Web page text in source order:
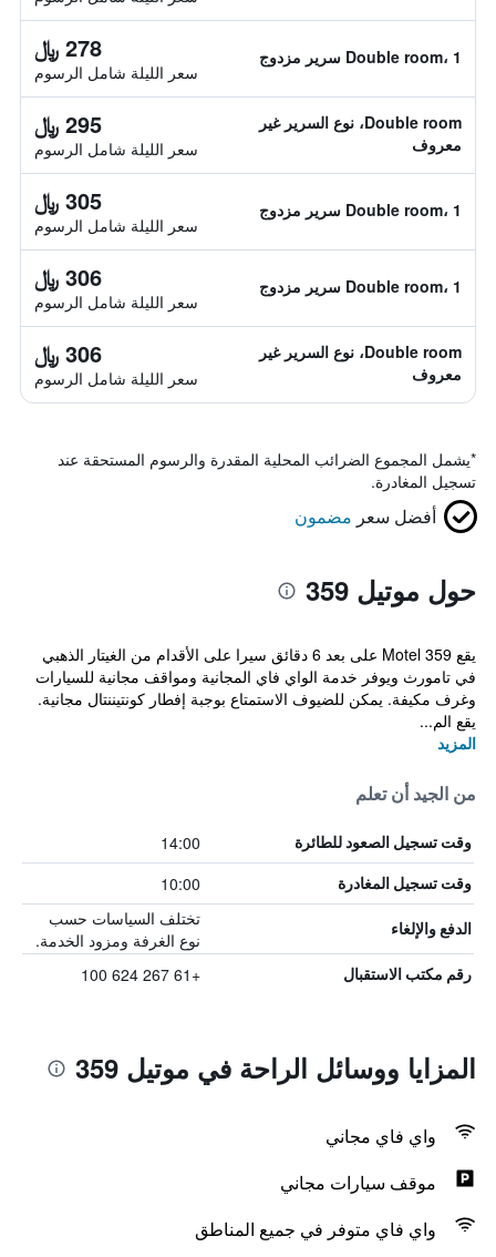
Double room، 1 سرير مزدوج 278 ﷼
سعر الليلة شامل الرسوم
Double room، نوع السرير غير
معروف
295 ﷼
سعر الليلة شامل الرسوم
Double room، 1 سرير مزدوج 305 ﷼
سعر الليلة شامل الرسوم
Double room، 1 سرير مزدوج 306 ﷼
سعر الليلة شامل الرسوم
Double room، نوع السرير غير
معروف
306 ﷼
سعر الليلة شامل الرسوم
*يشمل المجموع الضرائب المحلية المقدرة والرسوم المستحقة عند
تسجيل المغادرة.
أفضل سعر مضمون
حول موتيل 359
يقع Motel 359 على بعد 6 دقائق سيرا على الأقدام من الغيتار الذهبي
في تامورث ويوفر خدمة الواي فاي المجانية ومواقف مجانية للسيارات
وغرف مكيفة. يمكن للضيوف الاستمتاع بوجبة إفطار كونتيننتال مجانية.
يقع الم...
المزيد
من الجيد أن تعلم
وقت تسجيل الصعود للطائرة 14:00
وقت تسجيل المغادرة 10:00
الدفع والإلغاء
تختلف السياسات حسب
نوع الغرفة ومزود الخدمة.
رقم مكتب الاستقبال +61 267 624 100
المزايا ووسائل الراحة في موتيل 359
واي فاي مجاني
موقف سيارات مجاني
واي فاي متوفر في جميع المناطق